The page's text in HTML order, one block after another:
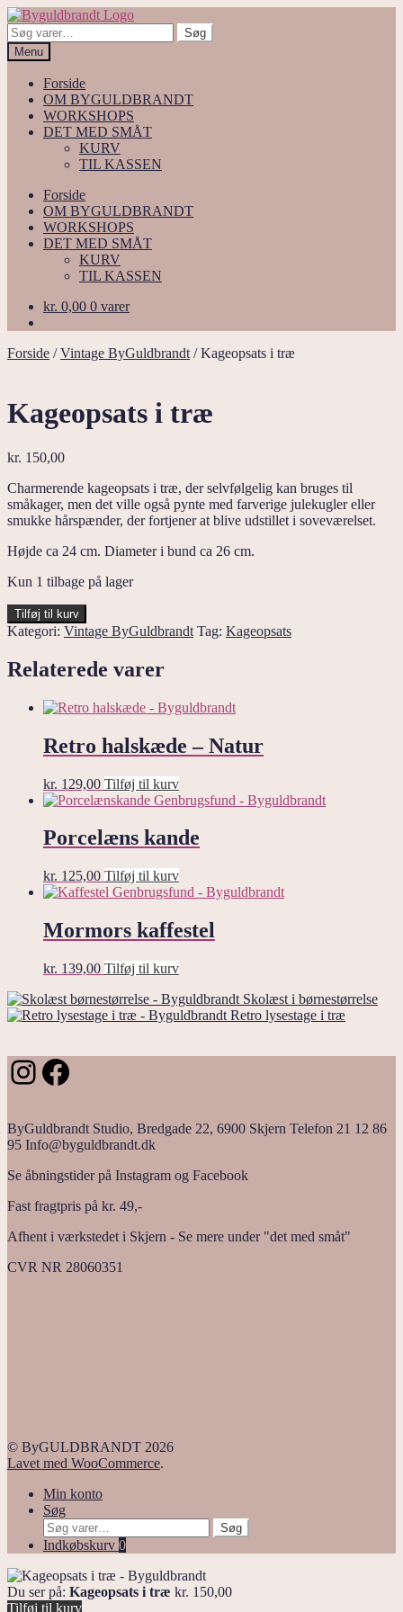
Spring
til
navigation
Spring
til
indhold
Søg
efter:
Søg
Menu
Forside
OM BYGULDBRANDT
WORKSHOPS
DET MED SMÅT
KURV
TIL KASSEN
Forside
OM BYGULDBRANDT
WORKSHOPS
DET MED SMÅT
KURV
TIL KASSEN
kr. 0,00 0 varer
Forside /Vintage ByGuldbrandt /Kageopsats i træ
Kageopsats i træ
kr. 150,00
Charmerende kageopsats i træ, der selvfølgelig kan bruges til
småkager, men det ville også pynte med farverige julekugler eller
smukke hårspænder, der fortjener at blive udstillet i soveværelset.
Højde ca 24 cm. Diameter i bund ca 26 cm.
Kun 1 tilbage på lager
Kageopsats
i
antal
Tilføj til kurv
Kategori: Vintage ByGuldbrandt Tag: Kageopsats
Relaterede varer
Retro halskæde – Natur
kr. 129,00 Tilføj til kurv
Porcelæns kande
kr. 125,00 Tilføj til kurv
Mormors kaffestel
kr. 139,00 Tilføj til kurv
Skolæst i børnestørrelse
Retro lysestage i træ
Instagram
Facebook
ByGuldbrandt Studio, Bredgade 22, 6900 Skjern Telefon 21 12 86
95 Info@byguldbrandt.dk
Se åbningstider på Instagram og Facebook
Fast fragtpris på kr. 49,-
Afhent i værkstedet i Skjern - Se mere under "det med småt"
CVR NR 28060351
© ByGULDBRANDT 2026
Lavet med WooCommerce.
Min konto
Søg
Søg
efter:
Søg
Indkøbskurv 0
Du ser på: Kageopsats i træ kr. 150,00
Tilføj til kurv